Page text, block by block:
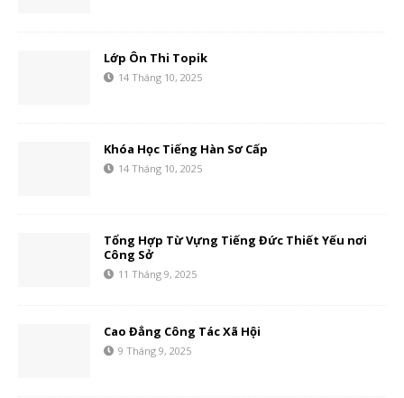
Lớp Ôn Thi Topik
14 Tháng 10, 2025
Khóa Học Tiếng Hàn Sơ Cấp
14 Tháng 10, 2025
Tổng Hợp Từ Vựng Tiếng Đức Thiết Yếu nơi
Công Sở
11 Tháng 9, 2025
Cao Đẳng Công Tác Xã Hội
9 Tháng 9, 2025